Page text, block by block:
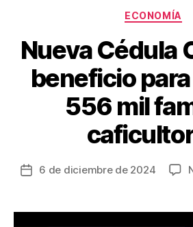
ECONOMÍA
Nueva Cédula
beneficio
556 mil
Fecha
entrada
6 de diciembre de 2024